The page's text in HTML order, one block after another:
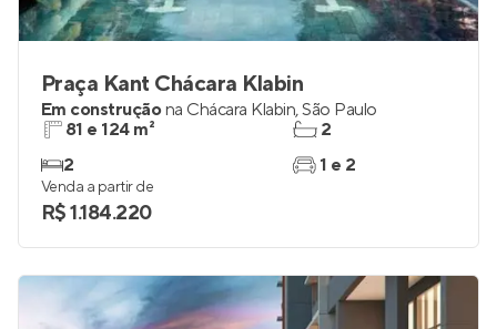
Praça Kant Chácara Klabin
Em construçãona Chácara Klabin,São Paulo
81 e 124 m²
2
2
1 e 2
Venda a partir de
R$ 1.184.220